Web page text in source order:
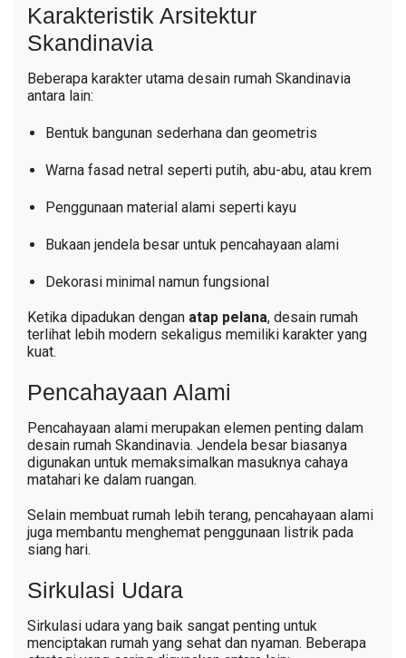
Karakteristik Arsitektur
Skandinavia
Beberapa karakter utama desain rumah Skandinavia
antara lain:
Bentuk bangunan sederhana dan geometris
Warna fasad netral seperti putih, abu-abu, atau krem
Penggunaan material alami seperti kayu
Bukaan jendela besar untuk pencahayaan alami
Dekorasi minimal namun fungsional
Ketika dipadukan dengan atap pelana, desain rumah
terlihat lebih modern sekaligus memiliki karakter yang
kuat.
Pencahayaan Alami
Pencahayaan alami merupakan elemen penting dalam
desain rumah Skandinavia. Jendela besar biasanya
digunakan untuk memaksimalkan masuknya cahaya
matahari ke dalam ruangan.
Selain membuat rumah lebih terang, pencahayaan alami
juga membantu menghemat penggunaan listrik pada
siang hari.
Sirkulasi Udara
Sirkulasi udara yang baik sangat penting untuk
menciptakan rumah yang sehat dan nyaman. Beberapa